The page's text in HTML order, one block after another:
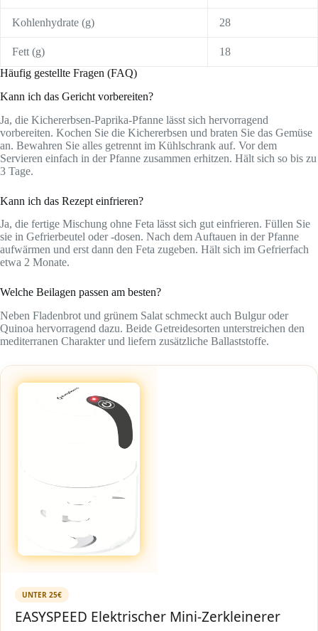
Kohlenhydrate (g) 28
Fett (g)
18
Häufig gestellte Fragen (FAQ)
Kann ich das Gericht vorbereiten?
Ja, die Kichererbsen-Paprika-Pfanne lässt sich hervorragend
vorbereiten. Kochen Sie die Kichererbsen und braten Sie das Gemüse
an. Bewahren Sie alles getrennt im Kühlschrank auf. Vor dem
Servieren einfach in der Pfanne zusammen erhitzen. Hält sich so bis zu
3 Tage.
Kann ich das Rezept einfrieren?
Ja, die fertige Mischung ohne Feta lässt sich gut einfrieren. Füllen Sie
sie in Gefrierbeutel oder -dosen. Nach dem Auftauen in der Pfanne
aufwärmen und erst dann den Feta zugeben. Hält sich im Gefrierfach
etwa 2 Monate.
Welche Beilagen passen am besten?
Neben Fladenbrot und grünem Salat schmeckt auch Bulgur oder
Quinoa hervorragend dazu. Beide Getreidesorten unterstreichen den
mediterranen Charakter und liefern zusätzliche Ballaststoffe.
UNTER 25€
EASYSPEED Elektrischer Mini-Zerkleinerer